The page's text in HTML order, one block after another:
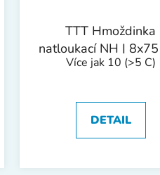
TTT Hmoždinka
natloukací NH | 8x75
1bal/50ks
Více jak 10 (>5 C)
DETAIL